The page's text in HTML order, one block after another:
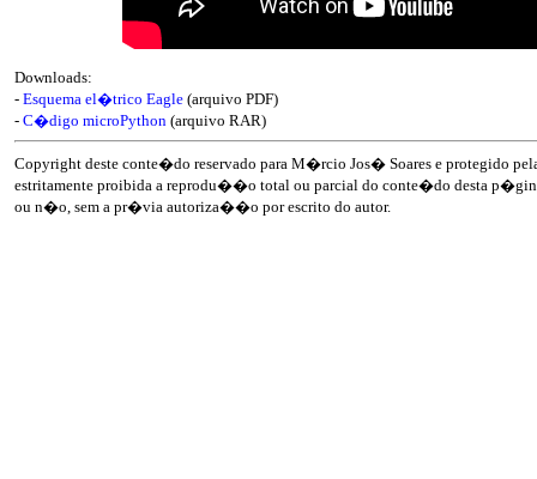
Downloads:
- Esquema el�trico Eagle (arquivo PDF)
- C�digo microPython (arquivo RAR)
Copyright deste conte�do reservado para M�rcio Jos� Soares e protegido
estritamente proibida a reprodu��o total ou parcial do conte�do desta
ou n�o, sem a pr�via autoriza��o por escrito do autor.